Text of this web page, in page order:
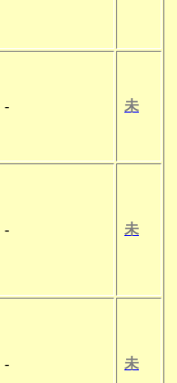
- 未
- 未
- 未